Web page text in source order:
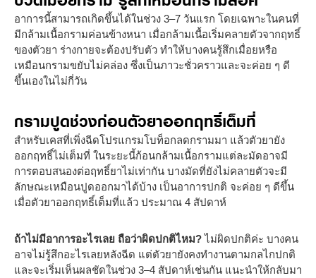
อาการนี้สามารถเกิดขึ้นได้ในช่วง 3–7 วันแรก โดยเฉพาะในคนที่
มีกล้ามเนื้อกรามค่อนข้างหนา เมื่อกล้ามเนื้อเริ่มคลายตัวจากฤทธิ์
ของตัวยา ร่างกายจะต้องปรับตัว ทำให้บางคนรู้สึกเมื่อยหรือ
เหมือนกรามขยับไม่คล่อง ซึ่งเป็นภาวะชั่วคราวและจะค่อย ๆ ดี
ขึ้นเองในไม่กี่วัน
กรามปูดช่วงก่อนตัวยาออกฤทธิ์เต็มที่
สำหรับเคสที่เพิ่งฉีดโปรแกรมโบท็อกลดกรามมา แล้วตัวยายัง
ออกฤทธิ์ไม่เต็มที่ ในระยะนี้ก้อนกล้ามเนื้อกรามแต่ละมัดอาจมี
การตอบสนองต่อฤทธิ์ยาไม่เท่ากัน บางมัดที่ยังไม่คลายตัวจะมี
ลักษณะเหมือนปูดออกมาได้บ้าง เป็นอาการปกติ จะค่อย ๆ ดีขึ้น
เมื่อตัวยาออกฤทธิ์เต็มที่แล้ว ประมาณ 4 สัปดาห์
ถ้าไม่มีอาการอะไรเลย ถือว่าผิดปกติไหม?ไม่ผิดปกติค่ะ บางคน
อาจไม่รู้สึกอะไรเลยหลังฉีด แต่ตัวยายังคงทำงานตามกลไกปกติ
และจะเริ่มเห็นผลชัดในช่วง 3–4 สัปดาห์เช่นกัน แนะนำให้กลับมา